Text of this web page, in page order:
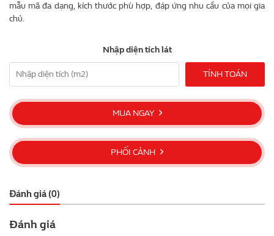
mẫu mã đa dạng, kích thước phù hợp, đáp ứng nhu cầu của mọi gia
chủ.
Nhập diện tích lát
TÍNH TOÁN
MUA NGAY
PHỐI CẢNH
Đánh giá (0)
Đánh giá